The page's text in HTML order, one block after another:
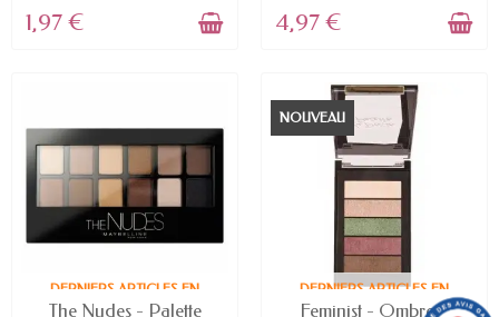
1,97 € 4,97 €
DERNIERS ARTICLES EN
STOCK
The Nudes - Palette
NOUVEAU
DERNIERS ARTICLES EN
STOCK
Feminist - Ombre à